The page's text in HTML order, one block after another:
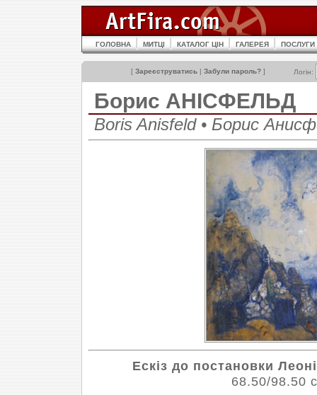
ГОЛОВНА МИТЦІ КАТАЛОГ ЦІН ГАЛЕРЕЯ ПОСЛУГИ
[ Зареєструватись | Забули пароль? ] Логін:
Борис АНІСФЕЛЬД
Boris Anisfeld • Борис
Ескіз до постановки
68.50/98.50